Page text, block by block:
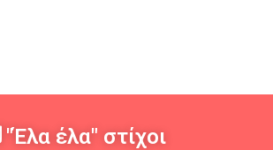
"Έλα έλα" στίχοι